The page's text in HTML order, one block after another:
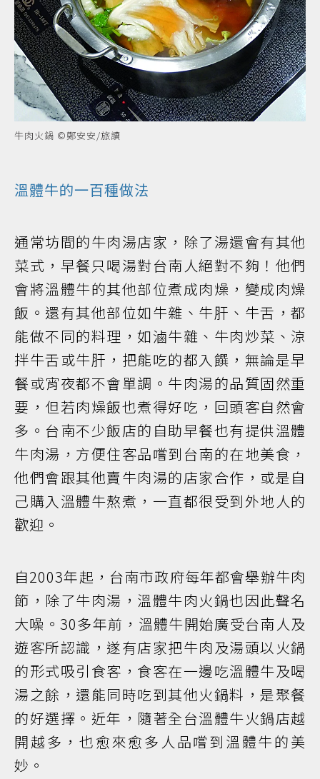
牛肉火鍋 ©鄭安安/旅讀
溫體牛的一百種做法
通常坊間的牛肉湯店家，除了湯還會有其他
菜式，早餐只喝湯對台南人絕對不夠！他們
會將溫體牛的其他部位煮成肉燥，變成肉燥
飯。還有其他部位如牛雜、牛肝、牛舌，都
能做不同的料理，如滷牛雜、牛肉炒菜、涼
拌牛舌或牛肝，把能吃的都入饌，無論是早
餐或宵夜都不會單調。牛肉湯的品質固然重
要，但若肉燥飯也煮得好吃，回頭客自然會
多。台南不少飯店的自助早餐也有提供溫體
牛肉湯，方便住客品嚐到台南的在地美食，
他們會跟其他賣牛肉湯的店家合作，或是自
己購入溫體牛熬煮，一直都很受到外地人的
歡迎。
自2003年起，台南市政府每年都會舉辦牛肉
節，除了牛肉湯，溫體牛肉火鍋也因此聲名
大噪。30多年前，溫體牛開始廣受台南人及
遊客所認識，遂有店家把牛肉及湯頭以火鍋
的形式吸引食客，食客在一邊吃溫體牛及喝
湯之餘，還能同時吃到其他火鍋料，是聚餐
的好選擇。近年，隨著全台溫體牛火鍋店越
開越多，也愈來愈多人品嚐到溫體牛的美
妙。